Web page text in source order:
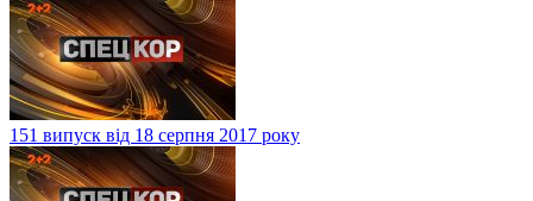
151 випуск від 18 серпня 2017 року